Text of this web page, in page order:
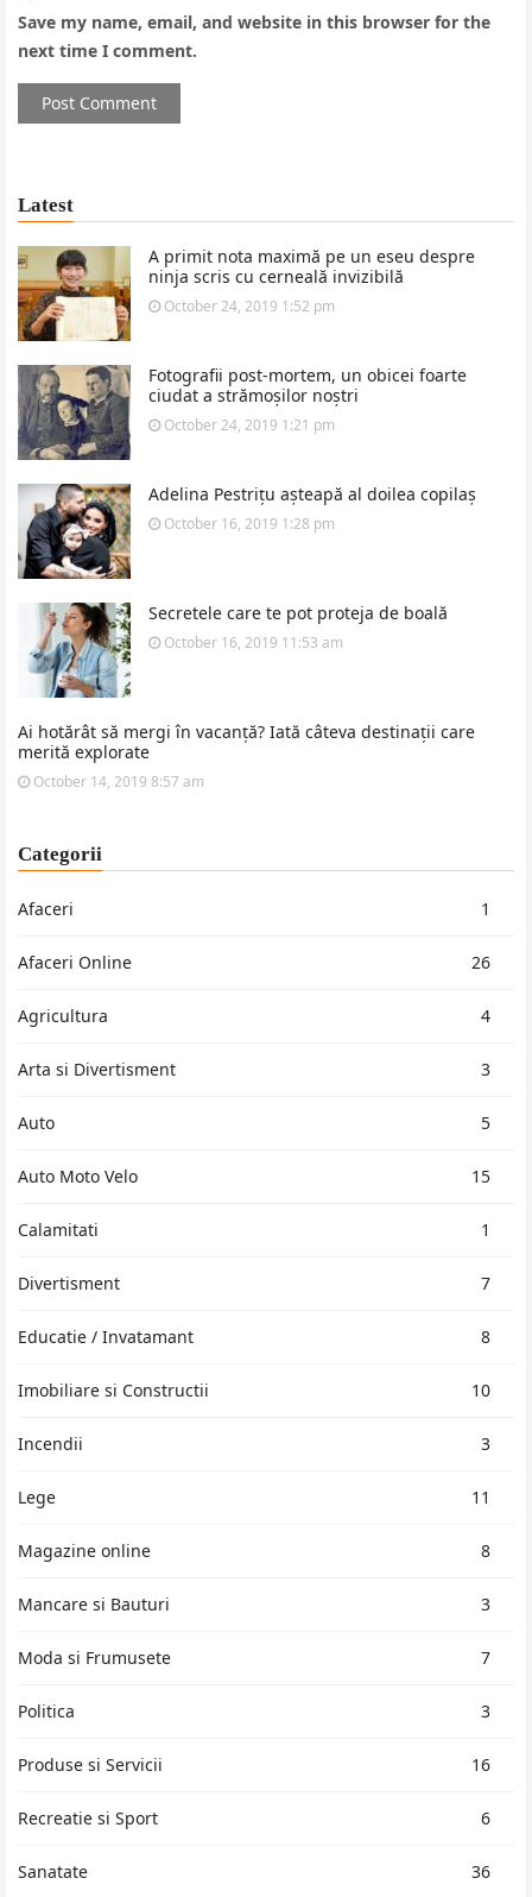
Save my name, email, and website in this browser for the
next time I comment.
Latest
A primit nota maximă pe un eseu despre
ninja scris cu cerneală invizibilă
October 24, 2019 1:52 pm
Fotografii post-mortem, un obicei foarte
ciudat a strămoșilor noștri
October 24, 2019 1:21 pm
Adelina Pestrițu așteapă al doilea copilaș
October 16, 2019 1:28 pm
Secretele care te pot proteja de boală
October 16, 2019 11:53 am
Ai hotărât să mergi în vacanță? Iată câteva destinații care
merită explorate
October 14, 2019 8:57 am
Categorii
Afaceri 1
Afaceri Online 26
Agricultura 4
Arta si Divertisment 3
Auto 5
Auto Moto Velo 15
Calamitati 1
Divertisment 7
Educatie / Invatamant 8
Imobiliare si Constructii 10
Incendii 3
Lege 11
Magazine online 8
Mancare si Bauturi 3
Moda si Frumusete 7
Politica 3
Produse si Servicii 16
Recreatie si Sport 6
Sanatate 36